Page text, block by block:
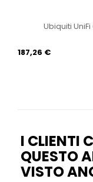
Ubiquiti
187,26 €
I CLIENTI
QUESTO
VISTO